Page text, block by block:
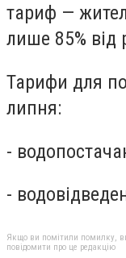
тариф —
лише 85% від
Тарифи для
липня:
-
-
Якщо ви помітили помилку,
повідомити про це редакцію